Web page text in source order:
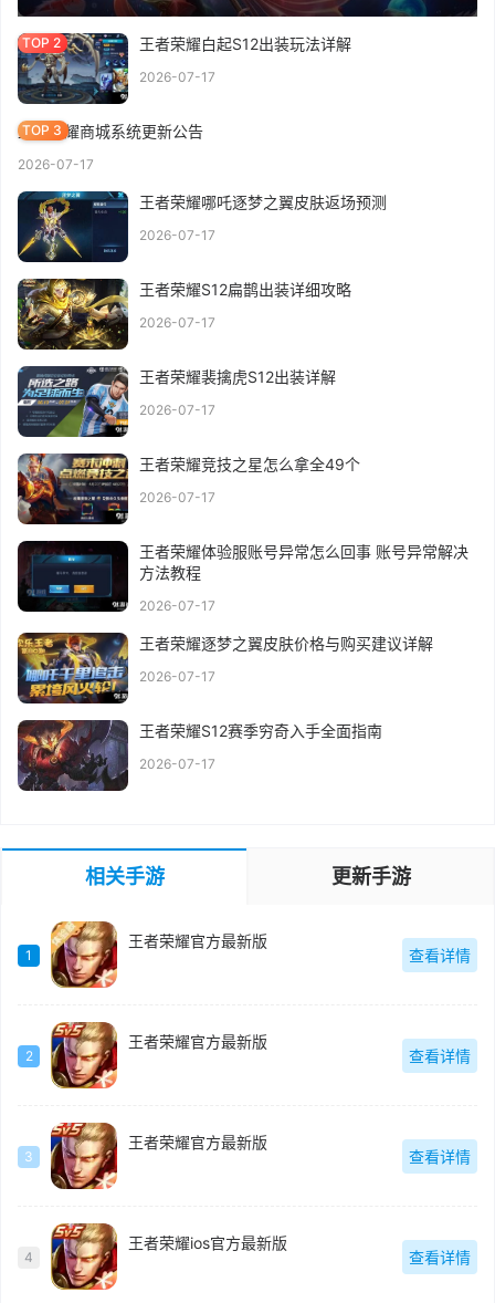
王者荣耀白起S12出装玩法详解
2026-07-17
王者荣耀商城系统更新公告
2026-07-17
王者荣耀哪吒逐梦之翼皮肤返场预测
2026-07-17
王者荣耀S12扁鹊出装详细攻略
2026-07-17
王者荣耀裴擒虎S12出装详解
2026-07-17
王者荣耀竞技之星怎么拿全49个
2026-07-17
王者荣耀体验服账号异常怎么回事 账号异常解决
方法教程
2026-07-17
王者荣耀逐梦之翼皮肤价格与购买建议详解
2026-07-17
王者荣耀S12赛季穷奇入手全面指南
2026-07-17
相关手游 更新手游
1
王者荣耀官方最新版
查看详情
2
王者荣耀官方最新版
查看详情
3
王者荣耀官方最新版
查看详情
4
王者荣耀ios官方最新版
查看详情